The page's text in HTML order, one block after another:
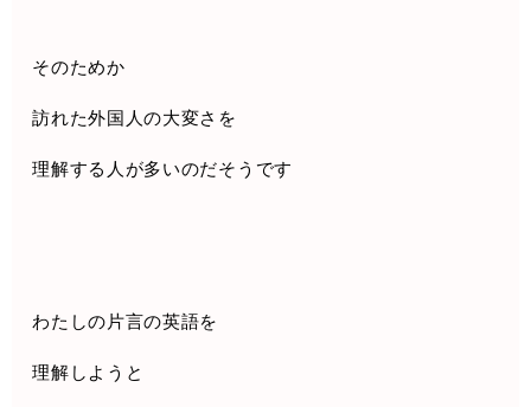
そのためか
訪れた外国人の大変さを
理解する人が多いのだそうです
わたしの片言の英語を
理解しようと